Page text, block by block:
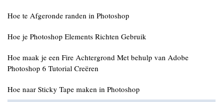
Hoe te Afgeronde randen in Photoshop
Hoe je Photoshop Elements Richten Gebruik
Hoe maak je een Fire Achtergrond Met behulp van Adobe
Photoshop 6 Tutorial Creëren
Hoe naar Sticky Tape maken in Photoshop